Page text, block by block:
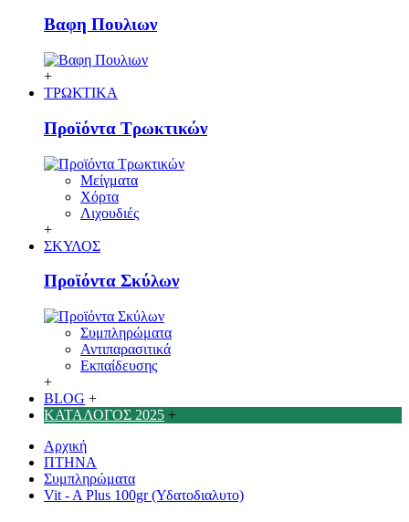
Βαφη Πουλιων
+
ΤΡΩΚΤΙΚΑ
Προϊόντα Τρωκτικών
Μείγματα
Χόρτα
Λιχουδιές
+
ΣΚΥΛΟΣ
Προϊόντα Σκύλων
Συμπληρώματα
Αντιπαρασιτικά
Εκπαίδευσης
+
BLOG +
ΚΑΤΑΛΟΓΟΣ 2025 +
Αρχική
ΠΤΗΝΑ
Συμπληρώματα
Vit - A Plus 100gr (Υδατοδιαλυτο)